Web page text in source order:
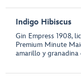
Indigo Hibiscus
Gin Empress 1908,
Premium Minute
amarillo y granadina